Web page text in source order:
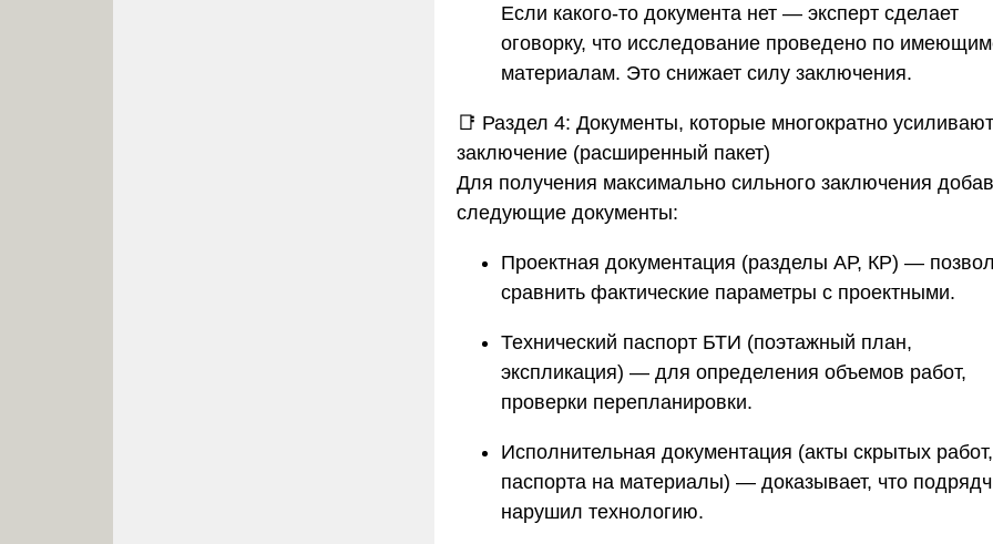
Если какого-то документа нет — эксперт сделает
оговорку, что исследование проведено по
материалам. Это снижает силу заключения.
📑 Раздел 4: Документы, которые многократно усиливают
заключение (расширенный пакет)
Для получения максимально сильного заключения
следующие документы:
Проектная документация (разделы АР, КР) —
сравнить фактические параметры с проектными.
Технический паспорт БТИ (поэтажный план,
экспликация) — для определения объемов работ,
проверки перепланировки.
Исполнительная документация (акты скрытых работ,
паспорта на материалы) — доказывает, что
нарушил технологию.